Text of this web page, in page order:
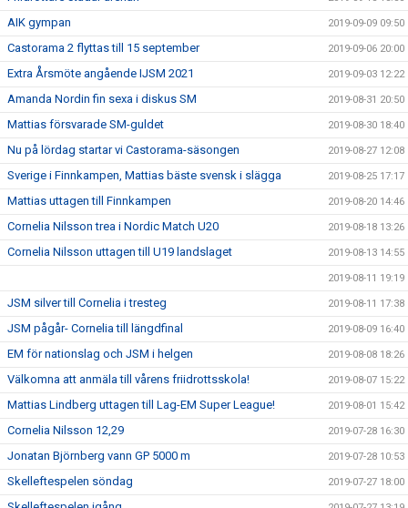
AIK gympan 2019-09-09 09:50
Castorama 2 flyttas till 15 september 2019-09-06 20:00
Extra Årsmöte angående IJSM 2021 2019-09-03 12:22
Amanda Nordin fin sexa i diskus SM 2019-08-31 20:50
Mattias försvarade SM-guldet 2019-08-30 18:40
Nu på lördag startar vi Castorama-säsongen 2019-08-27 12:08
Sverige i Finnkampen, Mattias bäste svensk i slägga 2019-08-25 17:17
Mattias uttagen till Finnkampen 2019-08-20 14:46
Cornelia Nilsson trea i Nordic Match U20 2019-08-18 13:26
Cornelia Nilsson uttagen till U19 landslaget 2019-08-13 14:55
2019-08-11 19:19
JSM silver till Cornelia i tresteg 2019-08-11 17:38
JSM pågår- Cornelia till längdfinal 2019-08-09 16:40
EM för nationslag och JSM i helgen 2019-08-08 18:26
Välkomna att anmäla till vårens friidrottsskola! 2019-08-07 15:22
Mattias Lindberg uttagen till Lag-EM Super League! 2019-08-01 15:42
Cornelia Nilsson 12,29 2019-07-28 16:30
Jonatan Björnberg vann GP 5000 m 2019-07-28 10:53
Skelleftespelen söndag 2019-07-27 18:00